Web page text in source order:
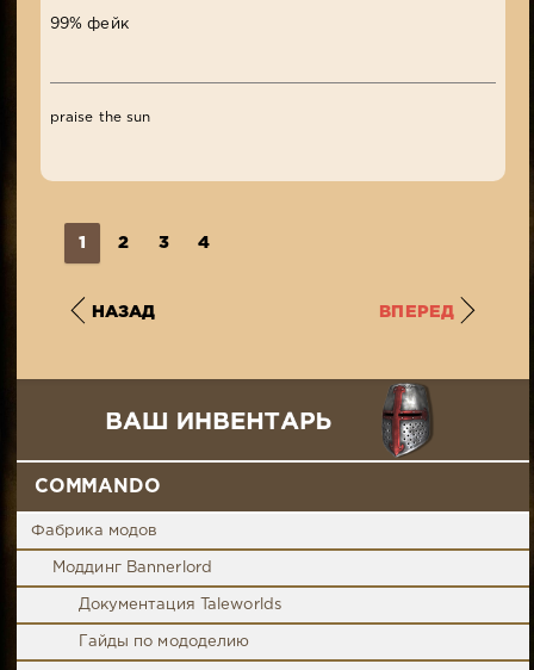
99% фейк
praise the sun
1 2 3 4
НАЗАД ВПЕРЕД
COMMANDO
Фабрика модов
Моддинг Bannerlord
Документация Taleworlds
Гайды по мододелию